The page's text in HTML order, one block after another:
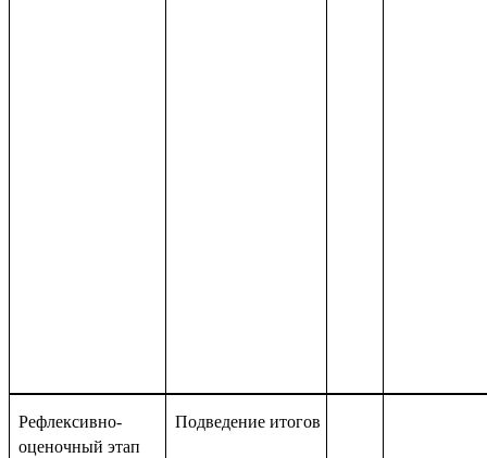
Рефлексивно-
оценочный этап
Подведение итогов